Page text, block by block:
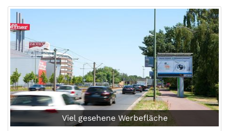
Viel gesehene Werbefläche